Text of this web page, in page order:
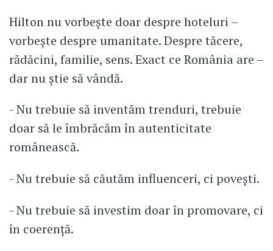
Hilton nu vorbește doar despre hoteluri –
vorbește despre umanitate. Despre tăcere,
rădăcini, familie, sens. Exact ce România are –
dar nu știe să vândă.
- Nu trebuie să inventăm trenduri, trebuie
doar să le îmbrăcăm în autenticitate
românească.
- Nu trebuie să căutăm influenceri, ci povești.
- Nu trebuie să investim doar în promovare, ci
în coerență.